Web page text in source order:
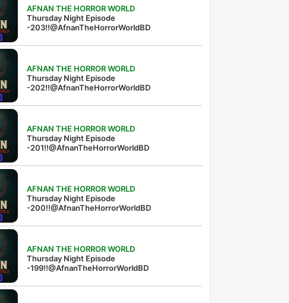
AFNAN THE HORROR WORLD
Thursday Night Episode
-203!!@AfnanTheHorrorWorldBD
AFNAN THE HORROR WORLD
Thursday Night Episode
-202!!@AfnanTheHorrorWorldBD
AFNAN THE HORROR WORLD
Thursday Night Episode
-201!!@AfnanTheHorrorWorldBD
AFNAN THE HORROR WORLD
Thursday Night Episode
-200!!@AfnanTheHorrorWorldBD
AFNAN THE HORROR WORLD
Thursday Night Episode
-199!!@AfnanTheHorrorWorldBD